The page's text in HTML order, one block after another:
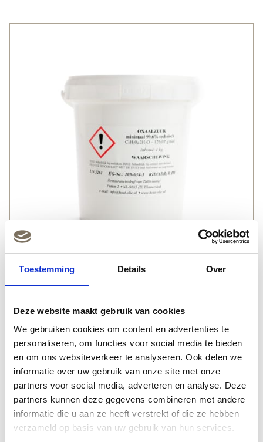
Toestemming Details Over
Deze website maakt gebruik van cookies
We gebruiken cookies om content en advertenties te
personaliseren, om functies voor social media te bieden
en om ons websiteverkeer te analyseren. Ook delen we
informatie over uw gebruik van onze site met onze
partners voor social media, adverteren en analyse. Deze
partners kunnen deze gegevens combineren met andere
informatie die u aan ze heeft verstrekt of die ze hebben
verzameld op basis van uw gebruik van hun services.
Oxaalzuur 1kg | deCokerije | Peltenburg
17,95